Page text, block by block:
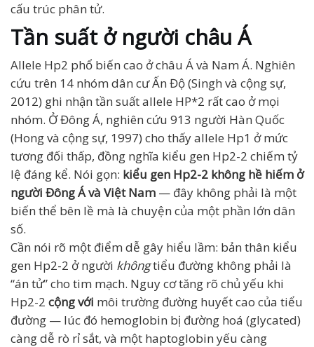
cấu trúc phân tử.
Tần suất ở người châu Á
Allele Hp2 phổ biến cao ở châu Á và Nam Á. Nghiên
cứu trên 14 nhóm dân cư Ấn Độ (Singh và cộng sự,
2012) ghi nhận tần suất allele HP*2 rất cao ở mọi
nhóm. Ở Đông Á, nghiên cứu 913 người Hàn Quốc
(Hong và cộng sự, 1997) cho thấy allele Hp1 ở mức
tương đối thấp, đồng nghĩa kiểu gen Hp2-2 chiếm tỷ
lệ đáng kể. Nói gọn: kiểu gen Hp2-2 không hề hiếm ở
người Đông Á và Việt Nam — đây không phải là một
biến thể bên lề mà là chuyện của một phần lớn dân
số.
Cần nói rõ một điểm dễ gây hiểu lầm: bản thân kiểu
gen Hp2-2 ở người khôngtiểu đường không phải là
“án tử” cho tim mạch. Nguy cơ tăng rõ chủ yếu khi
Hp2-2 cộng với môi trường đường huyết cao của tiểu
đường — lúc đó hemoglobin bị đường hoá (glycated)
càng dễ rò rỉ sắt, và một haptoglobin yếu càng